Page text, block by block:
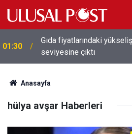
01:30
Gıda fiyatlarındaki
seviyesine çıktı
Anasayfa
hülya avşar Haberleri